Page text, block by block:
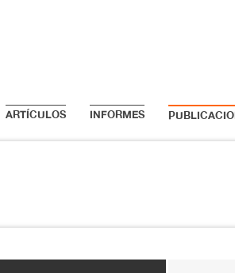
ARTÍCULOS INFORMES